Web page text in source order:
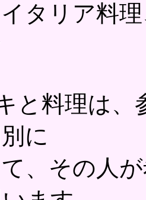
料理、
と料理は、
に
その人が